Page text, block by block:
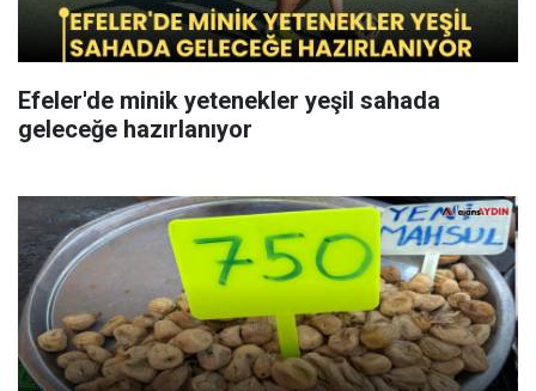
Efeler'de minik yetenekler yeşil sahada
geleceğe hazırlanıyor